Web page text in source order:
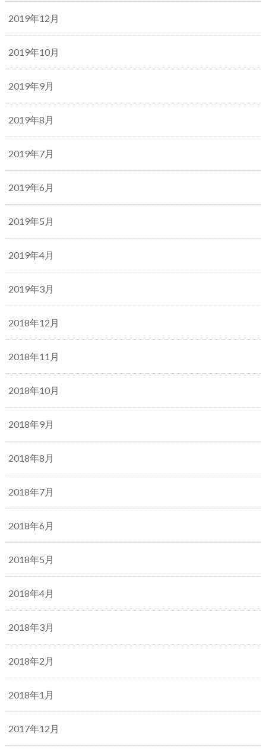
2019年12月
2019年10月
2019年9月
2019年8月
2019年7月
2019年6月
2019年5月
2019年4月
2019年3月
2018年12月
2018年11月
2018年10月
2018年9月
2018年8月
2018年7月
2018年6月
2018年5月
2018年4月
2018年3月
2018年2月
2018年1月
2017年12月